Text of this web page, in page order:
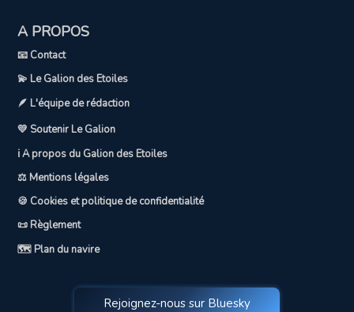
A PROPOS
📧 Contact
💫 Le Galion des Etoiles
🪶 L'équipe de rédaction
💛 Soutenir Le Galion
ℹ️ A propos du Galion des Etoiles
⚖️ Mentions légales
🍪 Cookies et politique de confidentialité
📜 Règlement
🗺️ Plan du navire
Rejoignez-nous sur Bluesky